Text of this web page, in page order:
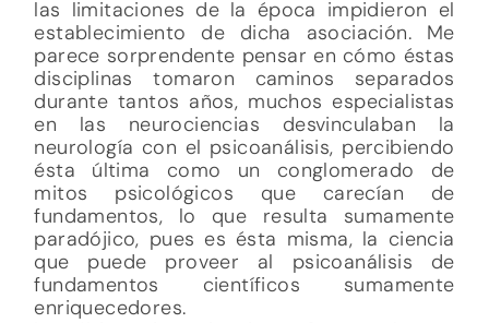
las limitaciones de la época impidieron el
establecimiento de dicha asociación. Me
parece sorprendente pensar en cómo éstas
disciplinas tomaron caminos separados
durante tantos años, muchos especialistas
en las neurociencias desvinculaban la
neurología con el psicoanálisis, percibiendo
ésta última como un conglomerado de
mitos psicológicos que carecían de
fundamentos, lo que resulta sumamente
paradójico, pues es ésta misma, la ciencia
que puede proveer al psicoanálisis de
fundamentos científicos sumamente
enriquecedores.